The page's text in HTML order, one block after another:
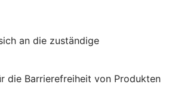
an die zuständige
die Barrierefreiheit von Produkten